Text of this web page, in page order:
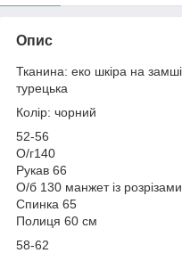
Опис
Тканина: еко шкіра на
турецька
Колір: чорний
52-56
О/г140
Рукав 66
О/б 130 манжет із розрізами
Спинка 65
Полиця 60 см
58-62